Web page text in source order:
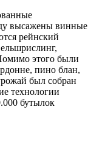
высажены винные
рейнский
этого были
пино блан,
был собран
технологии
бутылок